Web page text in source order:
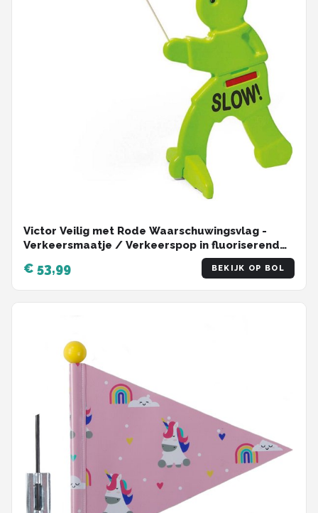
Victor Veilig met Rode Waarschuwingsvlag -
Verkeersmaatje / Verkeerspop in fluoriserend
groen - Pas op spelende kinderen
Waarschuwingsbord Kid Alert
€ 53,99 BEKIJK OP BOL